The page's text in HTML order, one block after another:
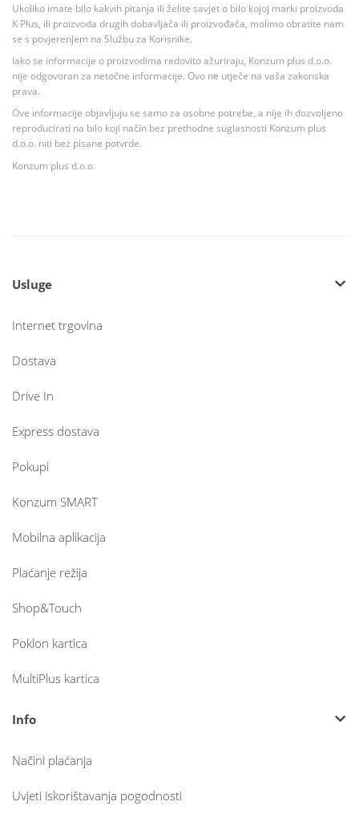
Ukoliko imate bilo kakvih pitanja ili želite savjet o bilo kojoj marki proizvoda
K Plus, ili proizvoda drugih dobavljača ili proizvođača, molimo obratite nam
se s povjerenjem na Službu za Korisnike.
Iako se informacije o proizvodima redovito ažuriraju, Konzum plus d.o.o.
nije odgovoran za netočne informacije. Ovo ne utječe na vaša zakonska
prava.
Ove informacije objavljuju se samo za osobne potrebe, a nije ih dozvoljeno
reproducirati na bilo koji način bez prethodne suglasnosti Konzum plus
d.o.o. niti bez pisane potvrde.
Konzum plus d.o.o.
Usluge
Internet trgovina
Dostava
Drive In
Express dostava
Pokupi
Konzum SMART
Mobilna aplikacija
Plaćanje režija
Shop&Touch
Poklon kartica
MultiPlus kartica
Info
Načini plaćanja
Uvjeti iskorištavanja pogodnosti